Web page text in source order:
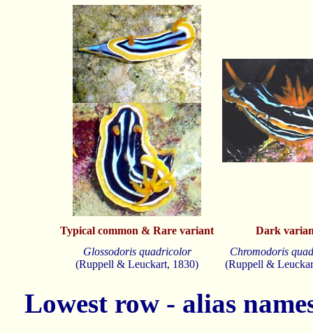
Typical common & Rare variant
Dark
Glossodoris quadricolor
(Ruppell & Leuckart, 1830)
Chromodoris
(Ruppell &